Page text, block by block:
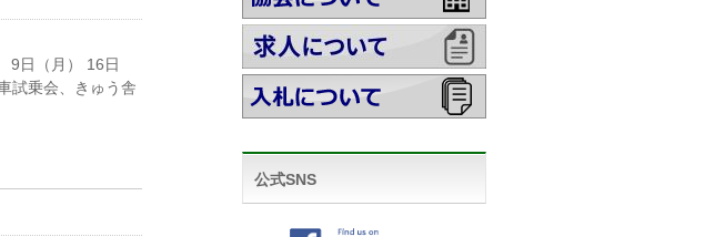
9日（月） 16日
試乗会、きゅう舎
公式SNS